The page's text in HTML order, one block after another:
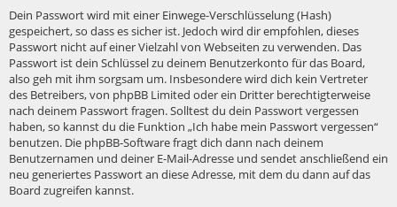
Dein Passwort wird mit einer Einwege-Verschlüsselung (Hash)
gespeichert, so dass es sicher ist. Jedoch wird dir empfohlen, dieses
Passwort nicht auf einer Vielzahl von Webseiten zu verwenden. Das
Passwort ist dein Schlüssel zu deinem Benutzerkonto für das Board,
also geh mit ihm sorgsam um. Insbesondere wird dich kein Vertreter
des Betreibers, von phpBB Limited oder ein Dritter berechtigterweise
nach deinem Passwort fragen. Solltest du dein Passwort vergessen
haben, so kannst du die Funktion „Ich habe mein Passwort vergessen“
benutzen. Die phpBB-Software fragt dich dann nach deinem
Benutzernamen und deiner E-Mail-Adresse und sendet anschließend ein
neu generiertes Passwort an diese Adresse, mit dem du dann auf das
Board zugreifen kannst.